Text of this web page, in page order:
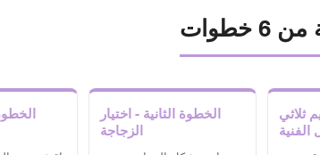
الخطوة الثانية - اختيار
الزجاجة
ثلاثي
الفنية